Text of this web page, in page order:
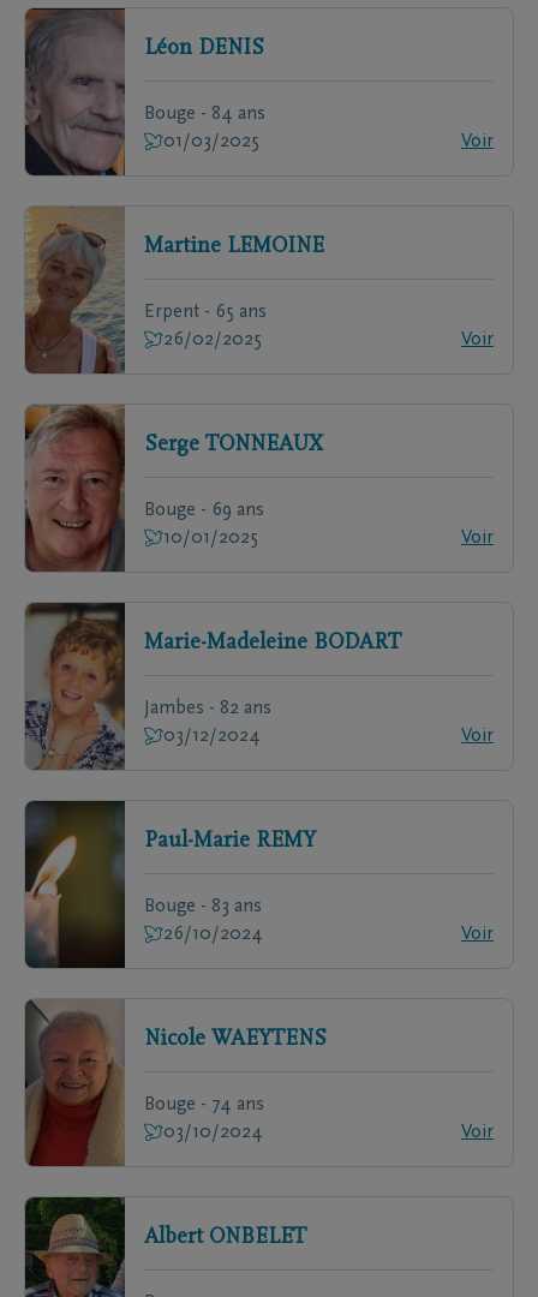
Léon DENIS
Bouge - 84 ans
01/03/2025
Voir
Martine LEMOINE
Erpent - 65 ans
26/02/2025
Voir
Serge TONNEAUX
Bouge - 69 ans
10/01/2025
Voir
Marie-Madeleine BODART
Jambes - 82 ans
03/12/2024
Voir
Paul-Marie REMY
Bouge - 83 ans
26/10/2024
Voir
Nicole WAEYTENS
Bouge - 74 ans
03/10/2024
Voir
Albert ONBELET